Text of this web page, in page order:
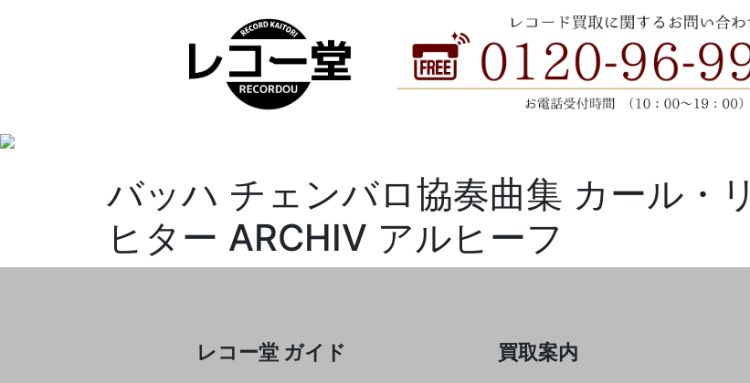
バッハ チェンバロ協奏曲集 カール・リ
ヒター ARCHIV アルヒーフ
レコー堂 ガイド 買取案内